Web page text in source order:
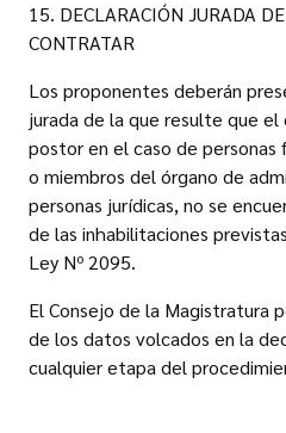
15. DECLARACIÓN JURADA
CONTRATAR
Los proponentes deberán
jurada de la que resulte que
postor en el caso de
o miembros del órgano de
personas jurídicas, no se
de las inhabilitaciones
Ley Nº 2095.
El Consejo de la Magistratura
de los datos volcados en la
cualquier etapa del